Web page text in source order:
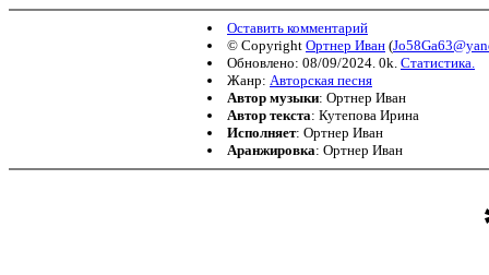
Оставить комментарий
© Copyright Ортнер Иван (
Обновлено: 08/09/2024. 0k. Статистика.
Жанр: Авторская песня
Автор музыки: Ортнер Иван
Автор текста: Кутепова Ирина
Исполняет: Ортнер Иван
Аранжировка: Ортнер Иван